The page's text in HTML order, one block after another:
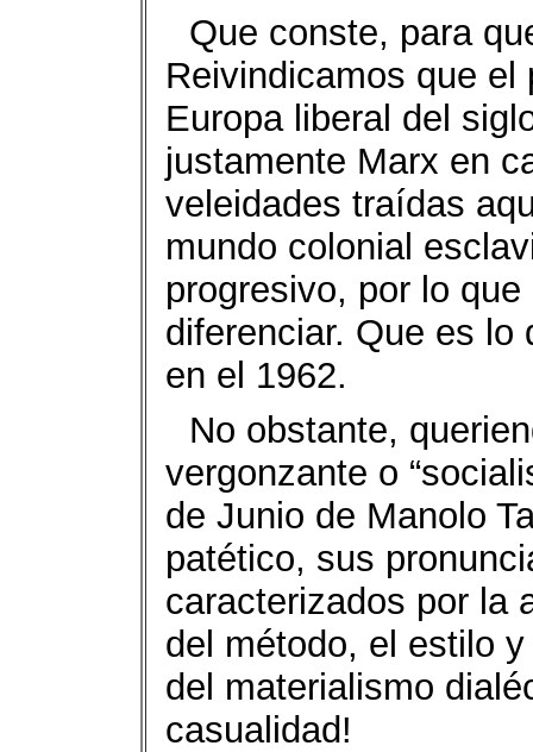
Que conste, para
Reivindicamos que
Europa liberal del
justamente Marx en
veleidades traídas
mundo colonial
progresivo, por lo
diferenciar. Que es lo
en el 1962.
No obstante,
vergonzante o
de Junio de Manolo
patético, sus
caracterizados por la
del método, el estilo
del materialismo
casualidad!